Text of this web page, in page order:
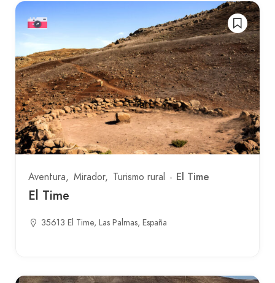
Aventura Mirador Turismo rural El Time
El Time
35613 El Time, Las Palmas, España